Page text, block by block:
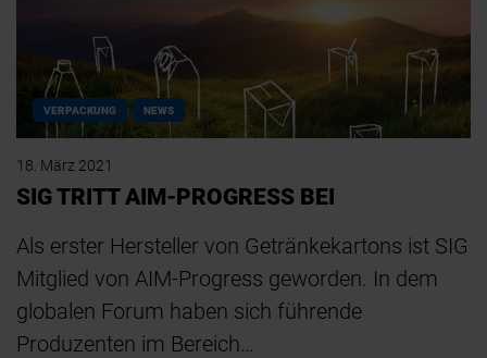
VERPACKUNG NEWS
18. März 2021
SIG TRITT AIM-PROGRESS BEI
Als erster Hersteller von Getränkekartons ist SIG
Mitglied von AIM-Progress geworden. In dem
globalen Forum haben sich führende
Produzenten im Bereich…